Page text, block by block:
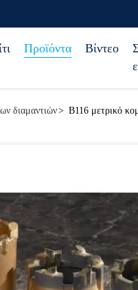
Προϊόντα Βίντεο
διαμαντιών> B116 μετρικό